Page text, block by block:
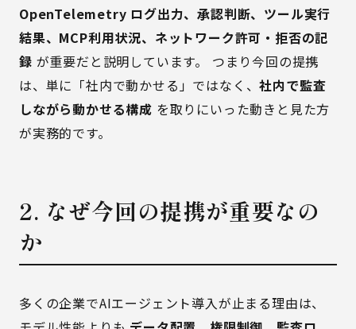
OpenTelemetry ログ出力、承認判断、ツール実行
結果、MCP利用状況、ネットワーク許可・拒否の記
録 が重要だと説明しています。 つまり今回の提携
は、単に「社内で動かせる」ではなく、社内で監査
しながら動かせる構成 を取りにいった動きと見た方
が実務的です。
2. なぜ今回の提携が重要なの
か
多くの企業でAIエージェント導入が止まる理由は、